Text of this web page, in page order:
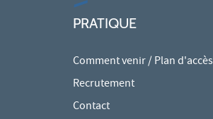
PRATIQUE
Comment venir / Plan d'accès
Recrutement
Contact